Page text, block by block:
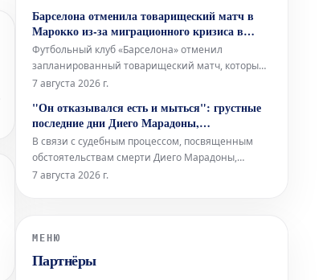
буллитам. Саберзянов внес значительный вклад
в успех, забросив шайбу в основное время и
точно исполнив послематчевый бу
Барселона отменила товарищеский матч в
Марокко из-за миграционного кризиса в
Сеуте
Футбольный клуб «Барселона» отменил
запланированный товарищеский матч, который
должен был состояться в Танжере, Марокко, 15
был объявлен. Решение об отмене связано с
миграционным кризисом и трагическими
событиями, произошедшими в испанском горо
7 августа 2026 г.
"Он отказывался есть и мыться": грустные
последние дни Диего Марадоны,
рассказанные его массажистом
В связи с судебным процессом, посвященным
обстоятельствам смерти Диего Марадоны,
который скончался 25 ноября 2020 года в
легенды. Массажист легендарного футболиста,
Николас
7 августа 2026 г.
МЕНЮ
Партнёры